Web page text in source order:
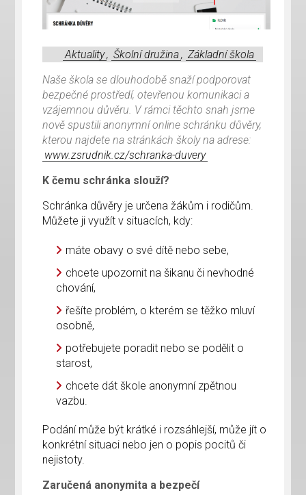
Aktuality, Školní družina, Základní škola
Naše škola se dlouhodobě snaží podporovat
bezpečné prostředí, otevřenou komunikaci a
vzájemnou důvěru. V rámci těchto snah jsme
nově spustili anonymní online schránku důvěry,
kterou najdete na stránkách školy na adrese:
www.zsrudnik.cz/schranka-duvery
K čemu schránka slouží?
Schránka důvěry je určena žákům i rodičům.
Můžete ji využít v situacích, kdy:
máte obavy o své dítě nebo sebe,
chcete upozornit na šikanu či nevhodné
chování,
řešíte problém, o kterém se těžko mluví
osobně,
potřebujete poradit nebo se podělit o
starost,
chcete dát škole anonymní zpětnou
vazbu.
Podání může být krátké i rozsáhlejší, může jít o
konkrétní situaci nebo jen o popis pocitů či
nejistoty.
Zaručená anonymita a bezpečí